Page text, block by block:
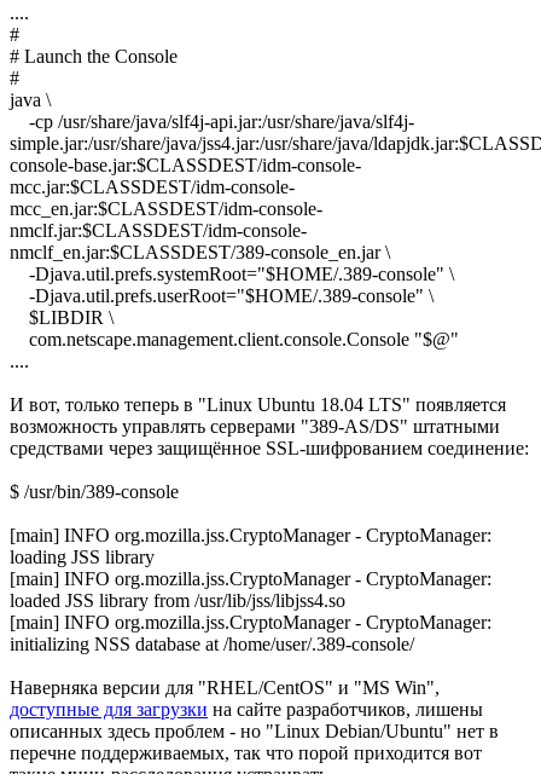
....
#
# Launch the Console
#
java \
-cp /usr/share/java/slf4j-api.jar:/usr/share/java/slf4j-
simple.jar:/usr/share/java/jss4.jar:/usr/share/java/
console-base.jar:$CLASSDEST/idm-console-
mcc.jar:$CLASSDEST/idm-console-
mcc_en.jar:$CLASSDEST/idm-console-
nmclf.jar:$CLASSDEST/idm-console-
nmclf_en.jar:$CLASSDEST/389-console_en.jar \
-Djava.util.prefs.systemRoot="$HOME/.389-console" \
-Djava.util.prefs.userRoot="$HOME/.389-console" \
$LIBDIR \
com.netscape.management.client.console.Console "$@"
....
И вот, только теперь в "Linux Ubuntu 18.04 LTS" появляется
возможность управлять серверами "389-AS/DS" штатными
средствами через защищённое SSL-шифрованием соединение:
$ /usr/bin/389-console
[main] INFO org.mozilla.jss.CryptoManager - CryptoManager:
loading JSS library
[main] INFO org.mozilla.jss.CryptoManager - CryptoManager:
loaded JSS library from /usr/lib/jss/libjss4.so
[main] INFO org.mozilla.jss.CryptoManager - CryptoManager:
initializing NSS database at /home/user/.389-console/
Наверняка версии для "RHEL/CentOS" и "MS Win",
доступные для загрузки на сайте разработчиков, лишены
описанных здесь проблем - но "Linux Debian/Ubuntu" нет в
перечне поддерживаемых, так что порой приходится вот